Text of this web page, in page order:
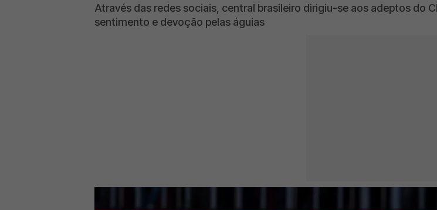
Através das redes sociais, central brasileiro dirigiu-se aos adeptos do
sentimento e devoção pelas águias